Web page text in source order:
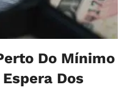
Do Mínimo
Dos